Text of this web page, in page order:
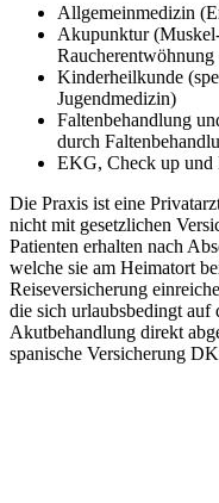
Allgemeinmedizin
Akupunktur
Raucherentwöhnung
Kinderheilkunde
Jugendmedizin)
Faltenbehandlung
durch
EKG, Check up und
Die Praxis ist eine
nicht mit gesetzlichen
Patienten erhalten nach
welche sie am Heimatort
Reiseversicherung
die sich urlaubsbedingt auf
Akutbehandlung direkt
spanische Versicherung